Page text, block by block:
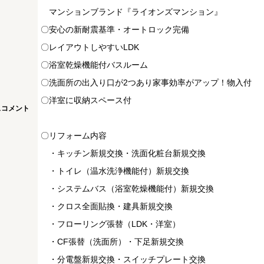
メント
マンションブランド『ライオンズマンション』
〇安心の新耐震基準・オートロック完備
〇レイアウトしやすいLDK
〇浴室乾燥機能付バスルーム
〇洗面所の出入り口が2つあり家事効率がアップ！物入付
〇洋室に収納スペース付
〇リフォーム内容
・キッチン新規交換・洗面化粧台新規交換
・トイレ（温水洗浄機能付）新規交換
・システムバス（浴室乾燥機能付）新規交換
・クロス全面貼換・建具新規交換
・フローリング張替（LDK・洋室）
・CF張替（洗面所）・下足新規交換
・分電盤新規交換・スイッチプレート交換